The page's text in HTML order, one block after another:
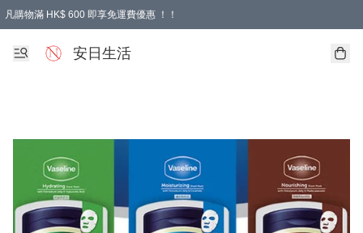
凡購物滿 HK$ 600 即享免運費優惠 ！！
安日生活